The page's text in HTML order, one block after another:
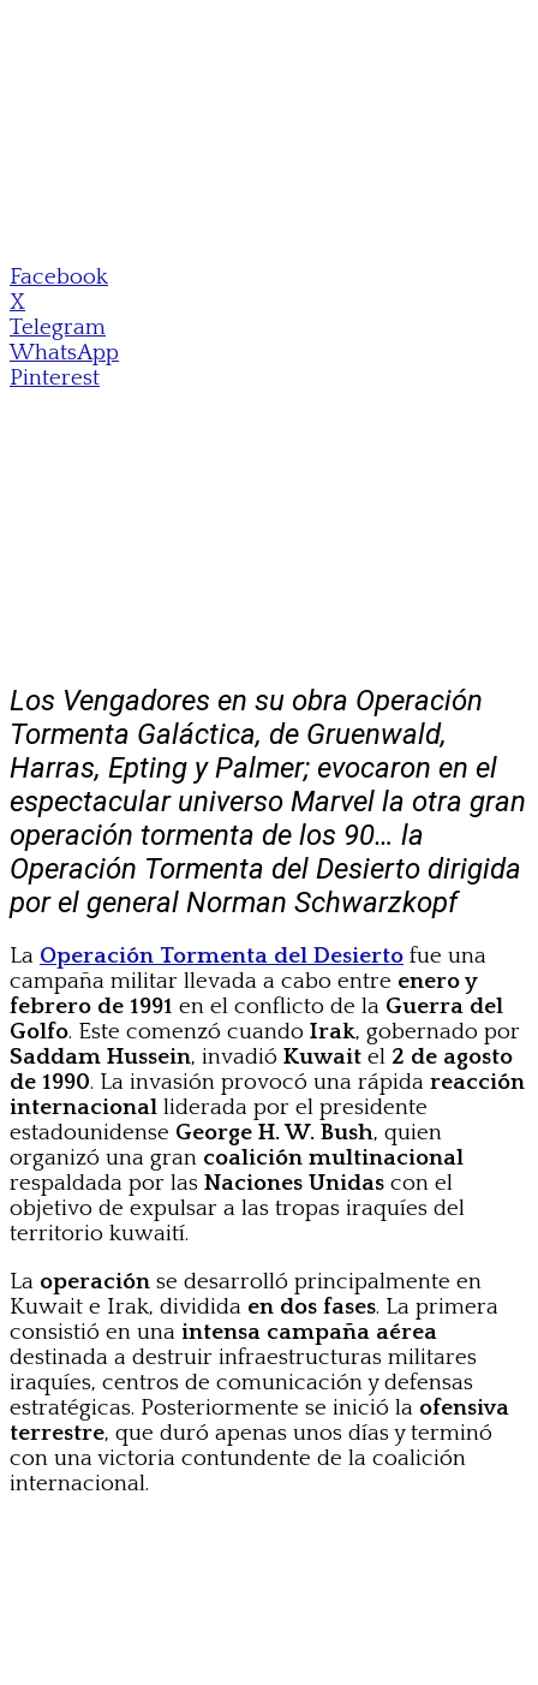
Facebook
X
Telegram
WhatsApp
Pinterest
Los Vengadores en su obra Operación
Tormenta Galáctica, de Gruenwald,
Harras, Epting y Palmer; evocaron en el
espectacular universo Marvel la otra gran
operación tormenta de los 90… la
Operación Tormenta del Desierto dirigida
por el general Norman Schwarzkopf
La Operación Tormenta del Desierto fue una
campaña militar llevada a cabo entre enero y
febrero de 1991 en el conflicto de la Guerra del
Golfo. Este comenzó cuando Irak, gobernado por
Saddam Hussein, invadió Kuwait el 2 de agosto
de 1990. La invasión provocó una rápida reacción
internacional liderada por el presidente
estadounidense George H. W. Bush, quien
organizó una gran coalición multinacional
respaldada por las Naciones Unidas con el
objetivo de expulsar a las tropas iraquíes del
territorio kuwaití.
La operación se desarrolló principalmente en
Kuwait e Irak, dividida en dos fases. La primera
consistió en una intensa campaña aérea
destinada a destruir infraestructuras militares
iraquíes, centros de comunicación y defensas
estratégicas. Posteriormente se inició la ofensiva
terrestre, que duró apenas unos días y terminó
con una victoria contundente de la coalición
internacional.